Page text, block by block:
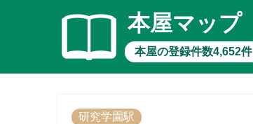
本屋マップ
本屋の登録件数4,652件
研究学園駅